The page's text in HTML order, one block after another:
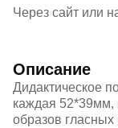
Через сайт или
Описание
Дидактическое
каждая 52*39мм,
образов гласных